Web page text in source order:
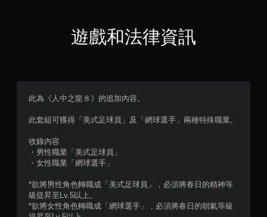
5
）
，
遊戲和法律資訊
此為《人中之龍８》的追加內容。
此套組可獲得「美式足球員」及「網球選手」兩種特殊職業。
收錄內容
・男性職業「美式足球員」
・女性職業「網球選手」
*欲將男性角色轉職成「美式足球員」，必須將春日的精神等
級提昇至Lv.5以上。
*欲將女性角色轉職成「網球選手」，必須將春日的朝氣等級